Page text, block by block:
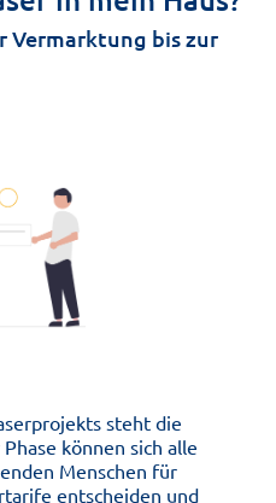
Vermarktung bis zur
steht die
können sich alle
Menschen für
entscheiden und